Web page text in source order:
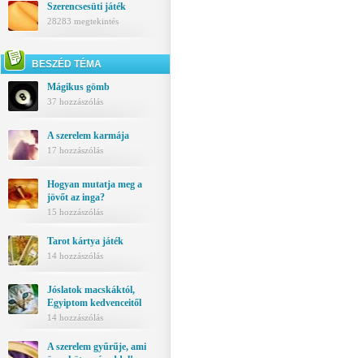
Szerencsesüti játék
28283 megtekintés
BESZÉD TÉMA
Mágikus gömb
37 hozzászólás
A szerelem karmája
17 hozzászólás
Hogyan mutatja meg a
jövőt az inga?
15 hozzászólás
Tarot kártya játék
14 hozzászólás
Jóslatok macskáktól,
Egyiptom kedvenceitől
14 hozzászólás
A szerelem gyűrűje, ami